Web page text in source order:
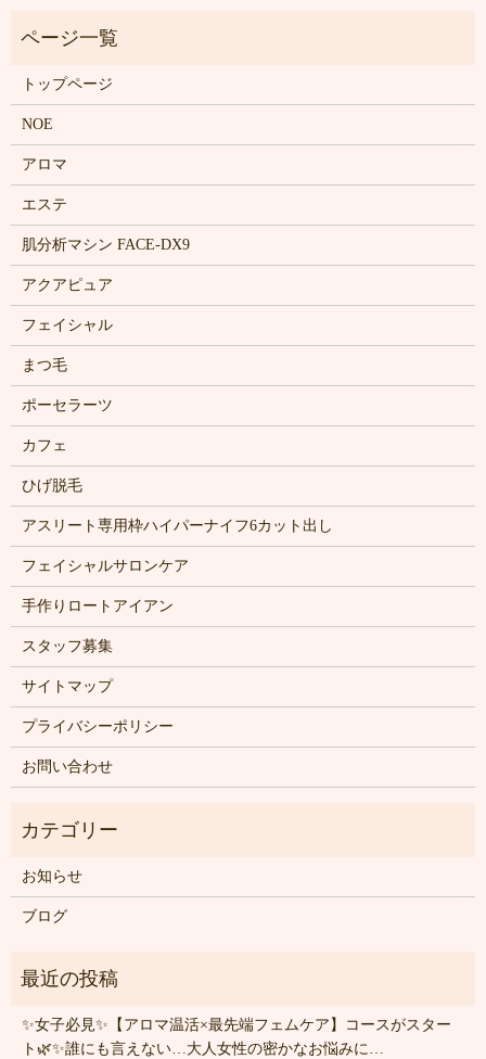
トップページ
NOE
アロマ
エステ
肌分析マシン FACE-DX9
アクアピュア
フェイシャル
まつ毛
ポーセラーツ
カフェ
ひげ脱毛
アスリート専用枠ハイパーナイフ6カット出し
フェイシャルサロンケア
手作りロートアイアン
スタッフ募集
サイトマップ
プライバシーポリシー
お問い合わせ
お知らせ
ブログ
✨女子必見✨【アロマ温活×最先端フェムケア】コースがスター
ト🌿✨誰にも言えない…大人女性の密かなお悩みに…